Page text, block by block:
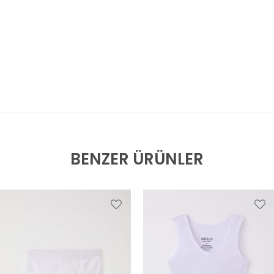
BENZER ÜRÜNLER